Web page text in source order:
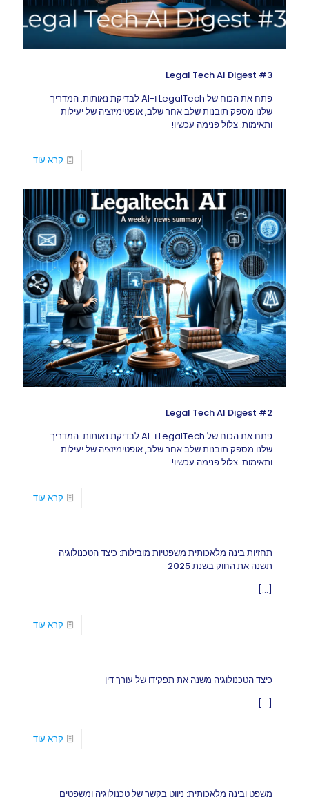
Legal Tech AI Digest #3
פתח את הכוח של LegalTech ו-AI לבדיקת נאותות. המדריך
שלנו מספק תובנות שלב אחר שלב, אופטימיזציה של יעילות
ותאימות. צלול פנימה עכשיו!
קרא עוד
Legal Tech AI Digest #2
פתח את הכוח של LegalTech ו-AI לבדיקת נאותות. המדריך
שלנו מספק תובנות שלב אחר שלב, אופטימיזציה של יעילות
ותאימות. צלול פנימה עכשיו!
קרא עוד
תחזיות בינה מלאכותית משפטיות מובילות: כיצד הטכנולוגיה
תשנה את החוק בשנת 2025
[…]
קרא עוד
כיצד הטכנולוגיה משנה את תפקידו של עורך דין
[…]
קרא עוד
משפט ובינה מלאכותית: ניווט בקשר של טכנולוגיה ומשפטים